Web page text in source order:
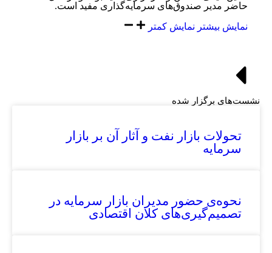
حاضر مدیر صندوق‌های سرمایه‌گذاری مفید است.‏
نمایش بیشتر نمایش کمتر
نشست‌های برگزار شده
تحولات بازار نفت و آثار آن بر بازار
سرمایه
نحوه‌ی حضور مدیران بازار سرمایه در
تصمیم‌گیری‌های کلان اقتصادی